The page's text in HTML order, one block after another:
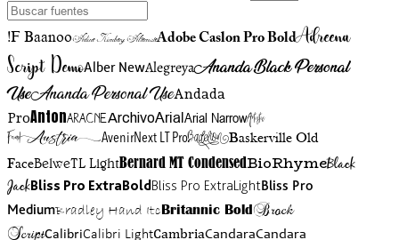
!F BaanooAdine Kirnberg AlternateAdobe Caslon Pro BoldAdreena
Script DemoAlber NewAlegreyaAnanda Black Personal
UseAnanda Personal UseAndada
ProAntonAracneArchivoArialArial NarrowArtistic
FriendAustriaAvenirNext LT ProBadelionBaskerville Old
FaceBelweTL LightBernard MT CondensedBioRhymeBlack
JackBliss Pro ExtraBoldBliss Pro ExtraLightBliss Pro
MediumBradley Hand Itc Britannic Bold Brock
ScriptCalibriCalibri LightCambriaCandaraCandara